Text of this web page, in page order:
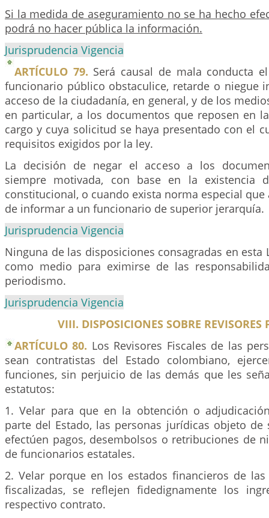
Si la medida de aseguramiento no se ha hecho
podrá no hacer pública la información.
Jurisprudencia Vigencia
ARTÍCULO 79. Será causal de mala conducta
funcionario público obstaculice, retarde o niegue
acceso de la ciudadanía, en general, y de los
en particular, a los documentos que reposen en
cargo y cuya solicitud se haya presentado con el
requisitos exigidos por la ley.
La decisión de negar el acceso a los
siempre motivada, con base en la existencia
constitucional, o cuando exista norma especial
de informar a un funcionario de superior jerarquía.
Jurisprudencia Vigencia
Ninguna de las disposiciones consagradas en esta
como medio para eximirse de las
periodismo.
Jurisprudencia Vigencia
VIII. DISPOSICIONES SOBRE REVISORES
ARTÍCULO 80. Los Revisores Fiscales de las
sean contratistas del Estado colombiano,
funciones, sin perjuicio de las demás que les
estatutos:
1. Velar para que en la obtención o
parte del Estado, las personas jurídicas objeto de
efectúen pagos, desembolsos o retribuciones de
de funcionarios estatales.
2. Velar porque en los estados financieros de
fiscalizadas, se reflejen fidedignamente los
respectivo contrato.